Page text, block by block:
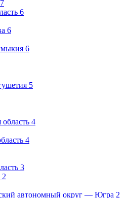
7
6
6
6
5
4
4
3
2
автономный округ — Югра 2